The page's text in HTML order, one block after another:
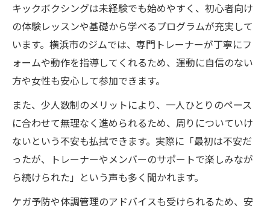
キックボクシングは未経験でも始めやすく、初心者向け
の体験レッスンや基礎から学べるプログラムが充実して
います。横浜市のジムでは、専門トレーナーが丁寧にフ
ォームや動作を指導してくれるため、運動に自信のない
方や女性も安心して参加できます。
また、少人数制のメリットにより、一人ひとりのペース
に合わせて無理なく進められるため、周りについていけ
ないという不安も払拭できます。実際に「最初は不安だ
ったが、トレーナーやメンバーのサポートで楽しみなが
ら続けられた」という声も多く聞かれます。
ケガ予防や体調管理のアドバイスも受けられるため、安